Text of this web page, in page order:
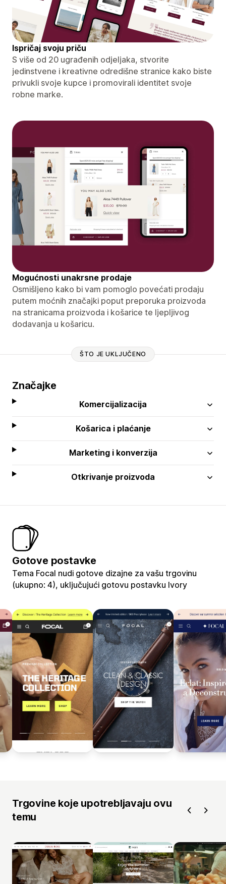
Ispričaj svoju priču
S više od 20 ugrađenih odjeljaka, stvorite
jedinstvene i kreativne odredišne ​​stranice kako biste
privukli svoje kupce i promovirali identitet svoje
robne marke.
Mogućnosti unakrsne prodaje
Osmišljeno kako bi vam pomoglo povećati prodaju
putem moćnih značajki poput preporuka proizvoda
na stranicama proizvoda i košarice te ljepljivog
dodavanja u košaricu.
ŠTO JE UKLJUČENO
Značajke
Komercijalizacija
Košarica i plaćanje
Marketing i konverzija
Otkrivanje proizvoda
Gotove postavke
Tema Focal nudi gotove dizajne za vašu trgovinu
(ukupno: 4), uključujući gotovu postavku Ivory
Trgovine koje upotrebljavaju ovu
temu